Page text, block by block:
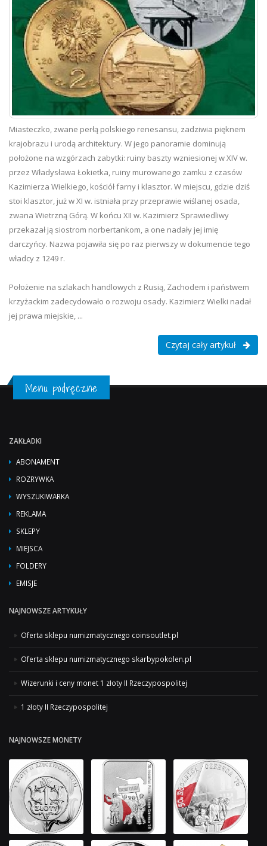
Miasteczko, zwane perłą polskiego renesansu, zadziwia pięknem
krajobrazu i urodą architektury. W jego panoramie dominują
położone na wzgórzach zabytki: ruiny baszty wzniesionej w XIV w.
przez Władysława Łokietka, ruiny murowanego zamku z czasów
Kazimierza Wielkiego, kościół farny i klasztor. W miejscu, gdzie dziś
stoi klasztor, już w XI w. istniała przy przeprawie wiślanej osada,
zwana Wietrzną Górą. W końcu XII w. Kazimierz Sprawiedliwy
przekazał ją siostrom norbertankom, a one nadały jej imię
darczyńcy. Nazwa pojawiła się po raz pierwszy w dokumencie tego
władcy z 1249 r.
Położenie na szlakach handlowych z Rusią, Zachodem i państwem
krzyżackim zadecydowało o rozwoju osady. Kazimierz Wielki nadał
jej prawa miejskie, ...
Czytaj cały artykuł
Menu podręczne
ZAKŁADKI
ABONAMENT
ROZRYWKA
WYSZUKIWARKA
REKLAMA
SKLEPY
MIEJSCA
FOLDERY
EMISJE
NAJNOWSZE ARTYKUŁY
Oferta sklepu numizmatycznego coinsoutlet.pl
Oferta sklepu numizmatycznego skarbypokolen.pl
Wizerunki i ceny monet 1 złoty II Rzeczypospolitej
1 złoty II Rzeczypospolitej
NAJNOWSZE MONETY